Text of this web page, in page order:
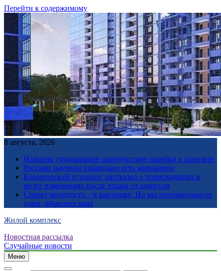
Перейти к содержимому
8 августа, 2026
Названы ухудшающие самочувствие ошибки в самолете
Россиян научили правильно есть мороженое
Клинический психолог рассказал о происходящих в
мозге изменениях после отказа от алкоголя
Секрет молодости – в картошке: Но мы неправильно ее
едим, объяснил врач
Жилой комплекс
Новостная рассылка
Случайные новости
Меню